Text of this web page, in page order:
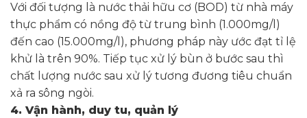
Với đối tượng là nước thải hữu cơ (BOD) từ nhà máy
thực phẩm có nồng độ từ trung bình (1.000mg/l)
đến cao (15.000mg/l), phương pháp này ước đạt tỉ lệ
khử là trên 90%. Tiếp tục xử lý bùn ở bước sau thì
chất lượng nước sau xử lý tương đương tiêu chuẩn
xả ra sông ngòi.
4. Vận hành, duy tu, quản lý